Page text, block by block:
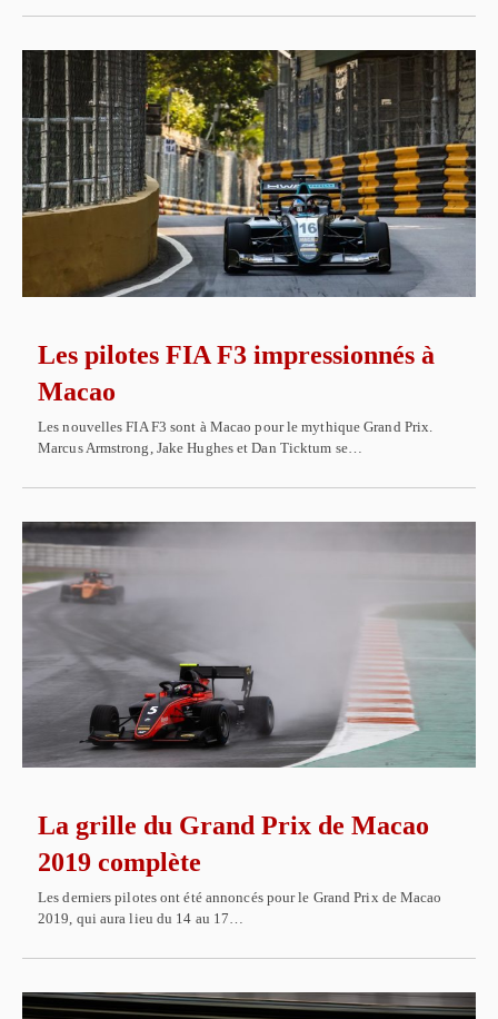
Les pilotes FIA F3 impressionnés à
Macao
Les nouvelles FIA F3 sont à Macao pour le mythique Grand Prix.
Marcus Armstrong, Jake Hughes et Dan Ticktum se…
La grille du Grand Prix de Macao
2019 complète
Les derniers pilotes ont été annoncés pour le Grand Prix de Macao
2019, qui aura lieu du 14 au 17…